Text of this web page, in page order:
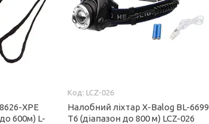
XPE
600м) L-
LCZ-026
Налобний ліхтар X-Balog BL-6699
T6 (діапазон до 800 м) LCZ-026